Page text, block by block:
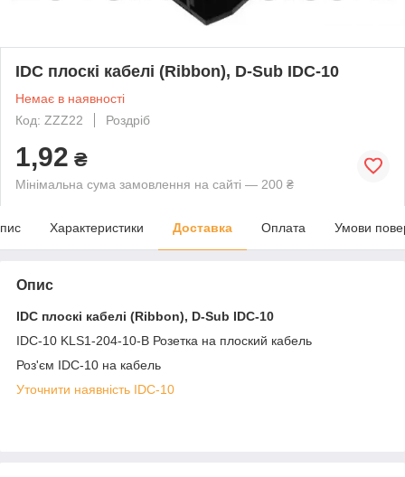
IDC плоскі кабелі (Ribbon), D-Sub IDC-10
Немає в наявності
Код: ZZZ22
Роздріб
1,92 ₴
Мінімальна сума замовлення на сайті — 200 ₴
Характеристики Доставка Оплата Умови
Опис
IDC плоскі кабелі (Ribbon), D-Sub IDC-10
IDC-10 KLS1-204-10-B Розетка на плоский кабель
Роз'єм IDC-10 на кабель
Уточнити наявність IDC-10